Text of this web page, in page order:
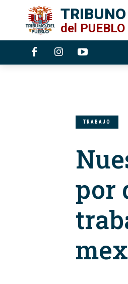
TRIBUNO
del PUEBLO
TRABAJO
por